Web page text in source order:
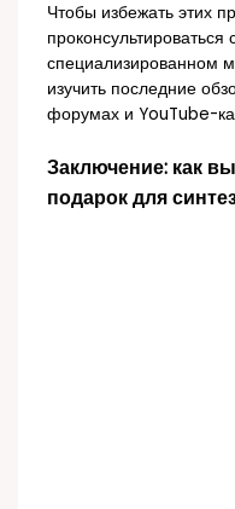
Чтобы избежать этих
специализированном
изучить последние
форумах и YouTube-
Заключение: как
подарок для